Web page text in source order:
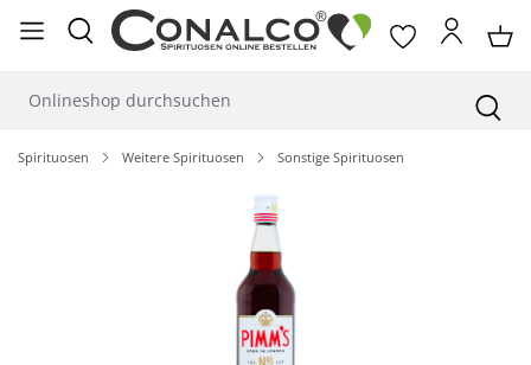
springen
Spirituosen Weitere Spirituosen Sonstige Spirituosen